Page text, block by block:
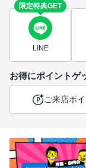
限定特典GET
LINE
お得にポイントゲ
ご来店ポイ